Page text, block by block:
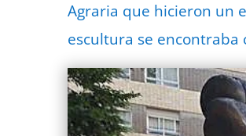
Agraria que hicieron un
escultura se encontraba